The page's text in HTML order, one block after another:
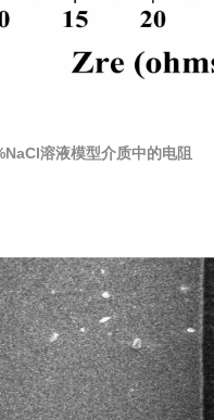
溶液模型介质中的电阻